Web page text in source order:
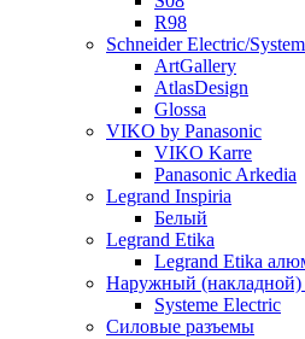
R98
Schneider Electric/
ArtGallery
AtlasDesign
Glossa
VIKO by Panasonic
VIKO Karre
Panasonic Arkedia
Legrand Inspiria
Белый
Legrand Etika
Legrand Etika
Наружный
Systeme Electric
Силовые разъемы